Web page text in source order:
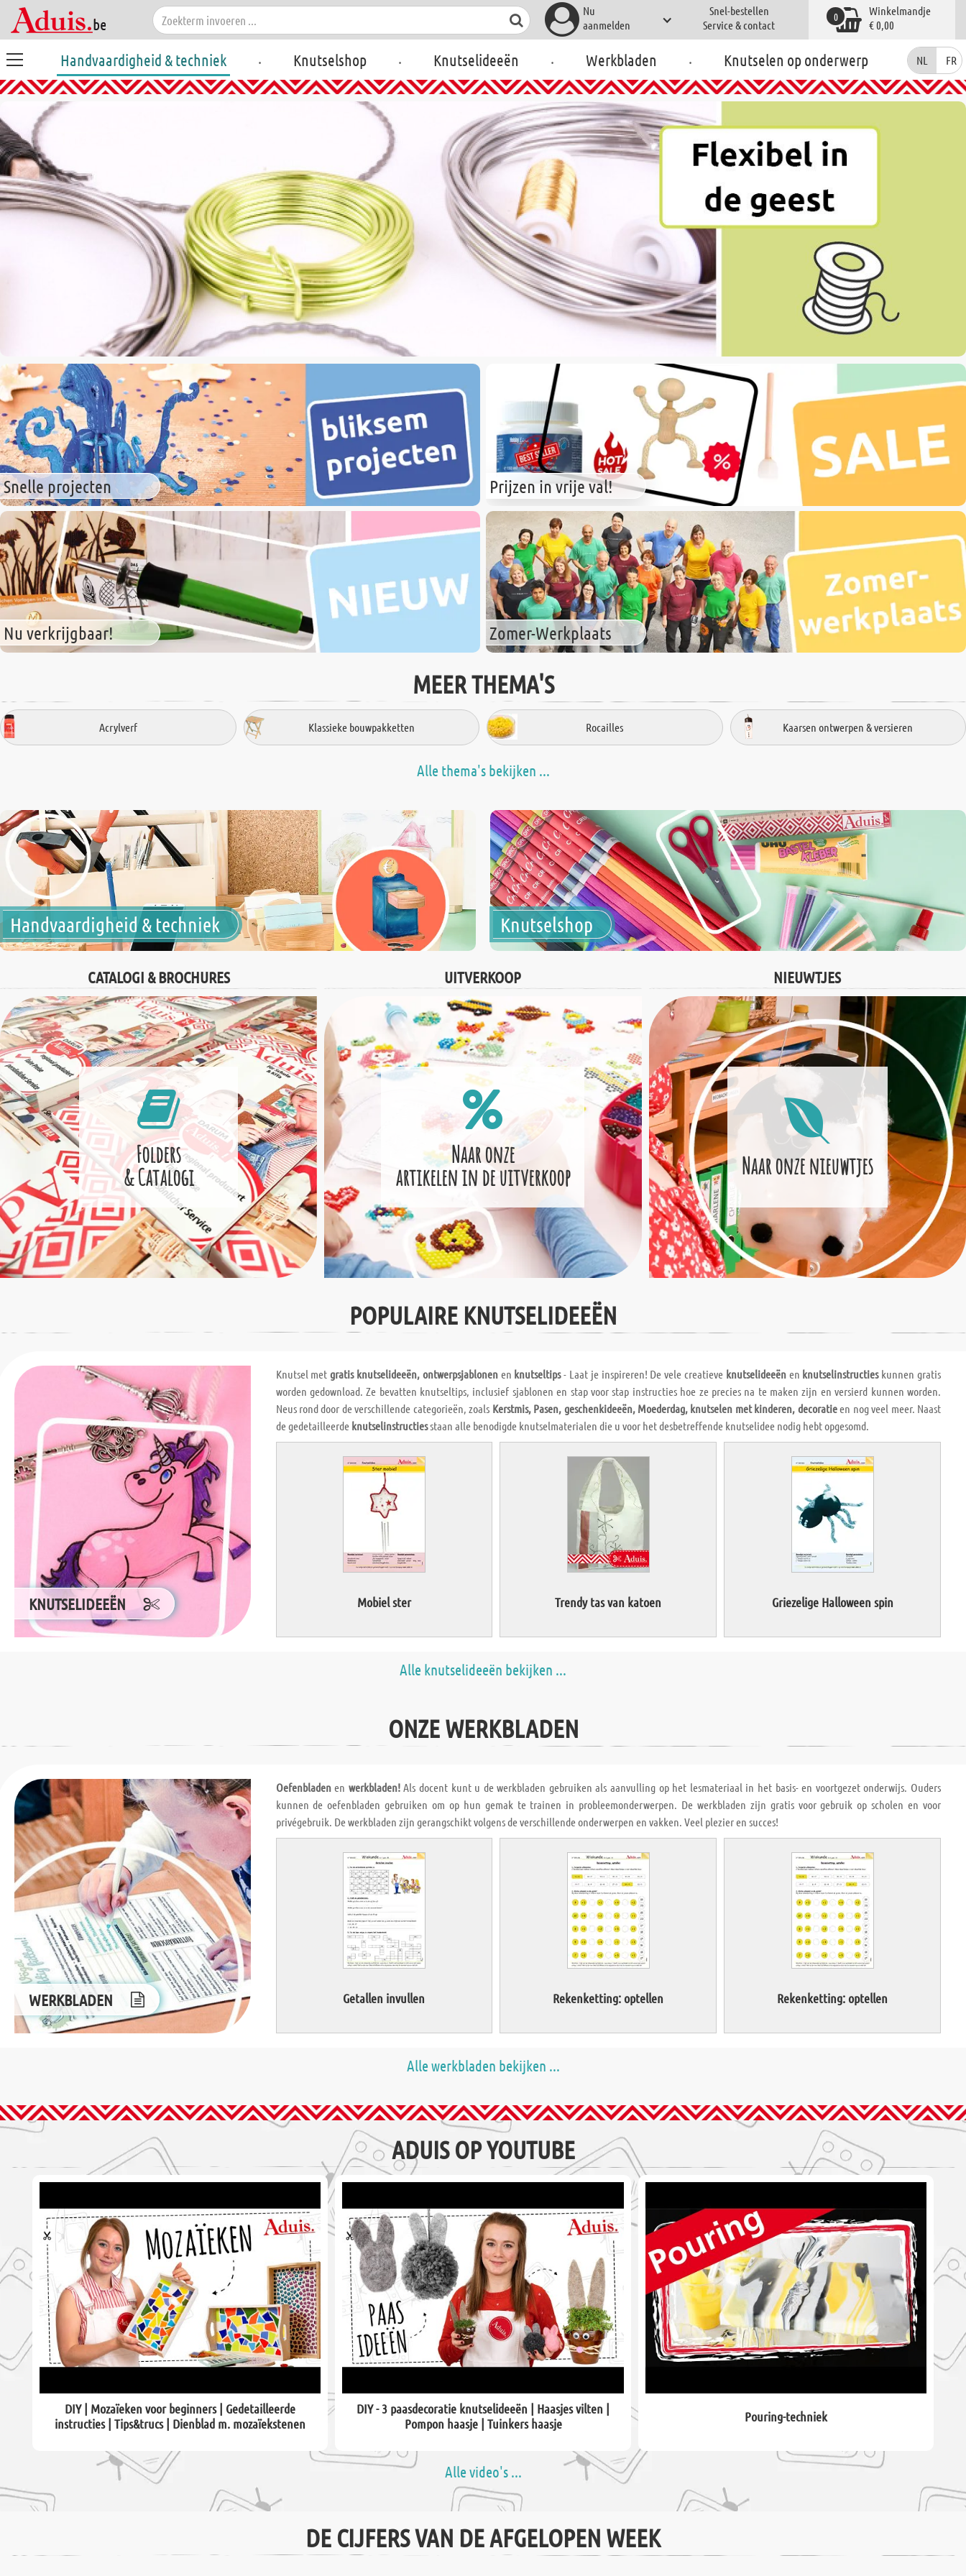
Nu
aanmelden
Snel-bestellen
Service & contact
Winkelmandje
€ 0,00
0
Handvaardigheid & techniek . Knutselshop . Knutselideeën . Werkbladen . Knutselen op onderwerp NL FR
Snelle projecten Prijzen in vrije val!
Nu verkrijgbaar! Zomer-Werkplaats
MEER THEMA'S
Acrylverf Klassieke bouwpakketten Rocailles Kaarsen ontwerpen & versieren
Alle thema's bekijken ...
Handvaardigheid & techniek Knutselshop
CATALOGI & BROCHURES
Folders
& Catalogi
UITVERKOOP
Naar onze
artikelen in de uitverkoop
NIEUWTJES
Naar onze nieuwtjes
POPULAIRE KNUTSELIDEEËN
KNUTSELIDEEËN
Knutsel metgratis knutselideeën, ontwerpsjablonenen knutseltips- Laat je inspireren! De vele creatieve knutselideeënen knutselinstructieskunnen gratis
worden gedownload. Ze bevatten knutseltips, inclusief sjablonen en stap voor stap instructies hoe ze precies na te maken zijn en versierd kunnen worden.
Neus rond door de verschillende categorieën, zoals Kerstmis, Pasen, geschenkideeën, Moederdag, knutselen met kinderen, decoratieen nog veel meer. Naast
de gedetailleerde knutselinstructiesstaan alle benodigde knutselmaterialen die u voor het desbetreffende knutselidee nodig hebt opgesomd.
Mobiel ster Trendy tas van katoen Griezelige Halloween spin
Alle knutselideeën bekijken ...
ONZE WERKBLADEN
WERKBLADEN
Oefenbladenen werkbladen!Als docent kunt u de werkbladen gebruiken als aanvulling op het lesmateriaal in het basis- en voortgezet onderwijs. Ouders
kunnen de oefenbladen gebruiken om op hun gemak te trainen in probleemonderwerpen. De werkbladen zijn gratis voor gebruik op scholen en voor
privégebruik. De werkbladen zijn gerangschikt volgens de verschillende onderwerpen en vakken. Veel plezier en succes!
Getallen invullen Rekenketting: optellen Rekenketting: optellen
Alle werkbladen bekijken ...
ADUIS OP YOUTUBE
DIY | Mozaïeken voor beginners | Gedetailleerde
instructies | Tips&trucs | Dienblad m. mozaïekstenen
DIY - 3 paasdecoratie knutselideeën | Haasjes vilten |
Pompon haasje | Tuinkers haasje
Pouring-techniek
Alle video's ...
DE CIJFERS VAN DE AFGELOPEN WEEK